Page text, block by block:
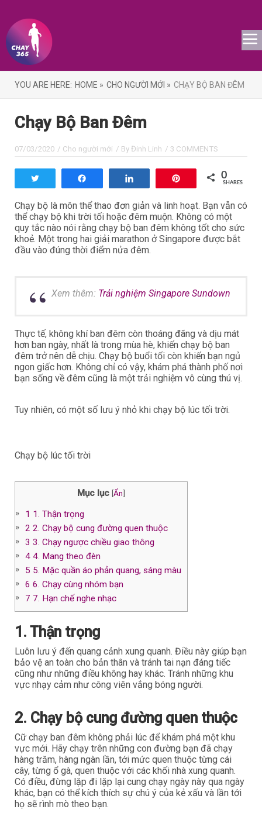
YOU ARE HERE: HOME » CHO NGƯỜI MỚI » CHẠY BỘ BAN ĐÊM
Chạy Bộ Ban Đêm
07/03/2020 / Cho người mới / By Đinh Linh / 3 COMMENTS
0
SHARES
Chạy bộ là môn thể thao đơn giản và linh hoạt. Bạn vẫn có
thể chạy bộ khi trời tối hoặc đêm muộn. Không có một
quy tắc nào nói rằng chạy bộ ban đêm không tốt cho sức
khoẻ. Một trong hai giải marathon ở Singapore được bắt
đầu vào đúng thời điểm nửa đêm.
Xem thêm: Trải nghiệm Singapore Sundown
Thực tế, không khí ban đêm còn thoáng đãng và dịu mát
hơn ban ngày, nhất là trong mùa hè, khiến chạy bộ ban
đêm trở nên dễ chịu. Chạy bộ buổi tối còn khiến bạn ngủ
ngon giấc hơn. Không chỉ có vậy, khám phá thành phố nơi
bạn sống về đêm cũng là một trải nghiệm vô cùng thú vị.
Tuy nhiên, có một số lưu ý nhỏ khi chạy bộ lúc tối trời.
Chạy bộ lúc tối trời
Mục lục [Ẩn]
1 1. Thận trọng
2 2. Chạy bộ cung đường quen thuộc
3 3. Chạy ngược chiều giao thông
4 4. Mang theo đèn
5 5. Mặc quần áo phản quang, sáng màu
6 6. Chạy cùng nhóm bạn
7 7. Hạn chế nghe nhạc
1. Thận trọng
Luôn lưu ý đến quang cảnh xung quanh. Điều này giúp bạn
bảo vệ an toàn cho bản thân và tránh tai nạn đáng tiếc
cũng như những điều không hay khác. Tránh những khu
vực nhạy cảm như công viên vắng bóng người.
2. Chạy bộ cung đường quen thuộc
Cữ chạy ban đêm không phải lúc để khám phá một khu
vực mới. Hãy chạy trên những con đường bạn đã chạy
hàng trăm, hàng ngàn lần, tới mức quen thuộc từng cái
cây, từng ổ gà, quen thuộc với các khối nhà xung quanh.
Có điều, đừng lặp đi lặp lại cung chạy ngày này qua ngày
khác, bạn có thể kích thích sự chú ý của kẻ xấu và lần tới
họ sẽ rình mò theo bạn.